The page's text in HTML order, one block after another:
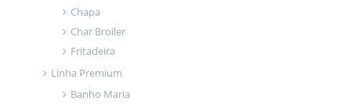
Chapa
Char Broiler
Fritadeira
Linha Premium
Banho Maria